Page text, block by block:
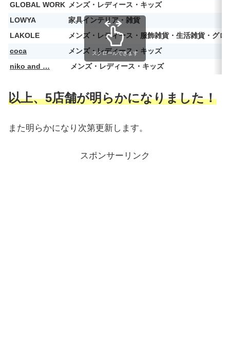
GLOBAL WORK メンズ・レディース・キッズ
LOWYA
家具インテリア・雑貨
LAKOLE
メンズ・レディース・服飾雑貨・生活雑貨・グロ
coca
メンズ・レディース・キッズ
niko and …
メンズ・レディース・キッズ
スクロールできます
以上、5店舗が明らかになりました！
また明らかになり次第更新します。
スポンサーリンク